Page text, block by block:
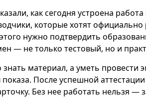
как сегодня устроена
которые хотят
нужно подтвердить
— не только тестовый, но и
материал, а уметь провести
После успешной
Без нее работать нельзя —